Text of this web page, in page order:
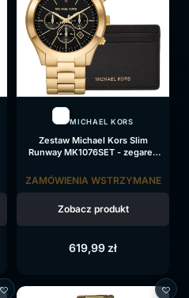
MICHAEL KORS
Zestaw Michael Kors Slim
Runway MK1076SET - zegarek
619,99 zł
ZAMÓWIENIA WSTRZYMANE
Zobacz produkt